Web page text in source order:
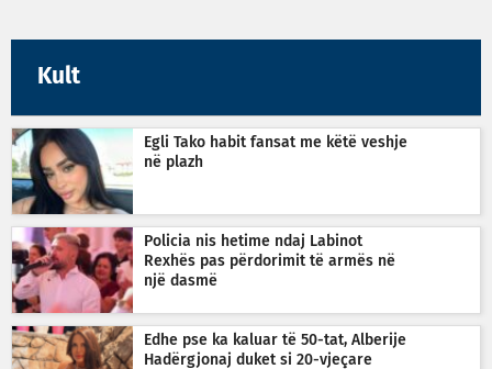
Kult
Egli Tako habit fansat me këtë veshje
në plazh
Policia nis hetime ndaj Labinot
Rexhës pas përdorimit të armës në
një dasmë
Edhe pse ka kaluar të 50-tat, Alberije
Hadërgjonaj duket si 20-vjeçare